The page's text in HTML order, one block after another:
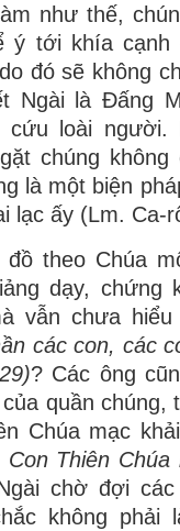
như thế,
ý tới khía cạnh
đó sẽ không
Ngài là Đấng
cứu loài người.
chúng
là một biện
lạc ấy (Lm. Ca-
đồ theo Chúa
dạy, chứng
vẫn chưa
các con, các
? Các ông
quần chúng,
Chúa mạc
Thiên Chúa
chờ đợi
không phải